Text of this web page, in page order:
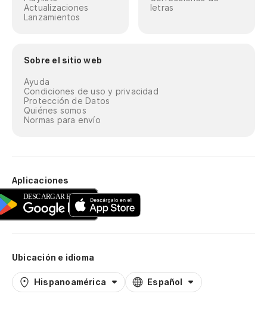
Actualizaciones
Lanzamientos
letras
Sobre el sitio web
Ayuda
Condiciones de uso y privacidad
Protección de Datos
Quiénes somos
Normas para envío
Aplicaciones
Ubicación e idioma
Hispanoamérica Español